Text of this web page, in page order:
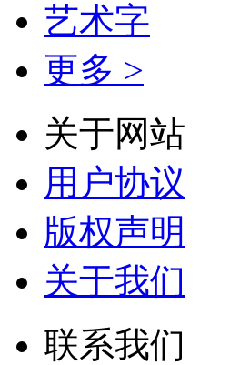
艺术字
更多 >
关于网站
用户协议
版权声明
关于我们
联系我们